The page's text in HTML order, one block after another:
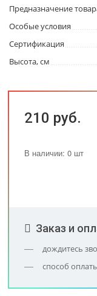
Предназначение
Особые условия
Сертификация
Высота, см
210 руб.
В наличии: 0 шт
Заказ и
дождитесь
способ